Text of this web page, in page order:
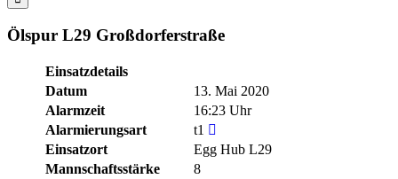
Ölspur L29 Großdorferstraße
Einsatzdetails
Datum
13. Mai 2020
Alarmzeit
16:23 Uhr
Alarmierungsart
t1
Einsatzort
Egg Hub L29
Mannschaftsstärke
8